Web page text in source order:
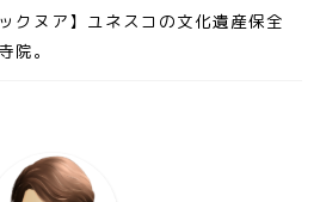
クヌア】ユネスコの文化遺産保全
院。